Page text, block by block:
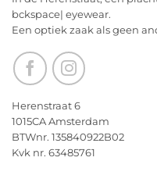
wensen
jullie
nu
alvast
een
heerlijk
en
het
allerbeste
voor
bckspace| eyewear.
Een optiek zaak als geen
Herenstraat 6
1015CA Amsterdam
BTWnr. 135840922B02
Kvk nr. 63485761